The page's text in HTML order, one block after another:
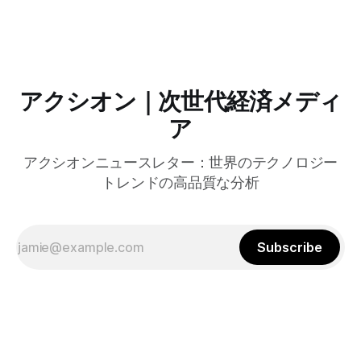
アクシオン｜次世代経済メディ
ア
アクシオンニュースレター：世界のテクノロジー
トレンドの高品質な分析
Subscribe